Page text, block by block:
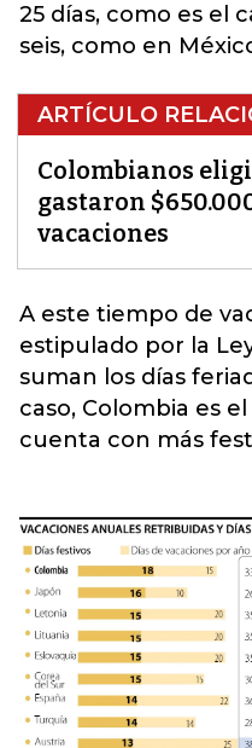
25 días, como es el
seis, como en
ARTÍCULO
Colombianos
gastaron
vacaciones
A este tiempo de
estipulado por la
suman los días
caso, Colombia es
cuenta con más